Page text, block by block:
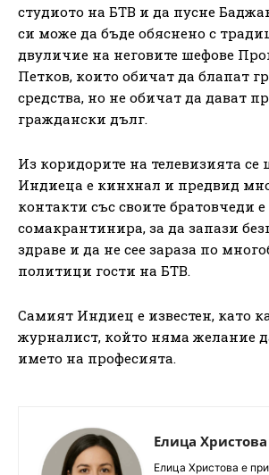
студиото на БТВ и да пусне
си може да бъде обяснено с
двуличие на неговите шефове
Петков, които обичат да блапат
средства, но не обичат да дават
граждански дълг.
Из коридорите на телевизията се
Индиеца е кинхнал и предвид
контакти със своите братовчеди
сомакрантинира, за да запази
здраве и да не сее зараза по
политици гости на БТВ.
Самият Индиец е известен, като
журналист, който няма желание
името на професията.
Елица Христова
Елица Христова е